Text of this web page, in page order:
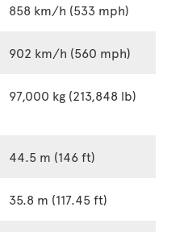
858 km/h (533 mph)
902 km/h (560 mph)
97,000 kg (213,848 lb)
44.5 m (146 ft)
35.8 m (117.45 ft)